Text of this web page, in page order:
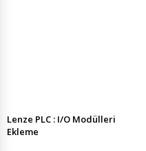
Lenze PLC : I/O Modülleri
Ekleme